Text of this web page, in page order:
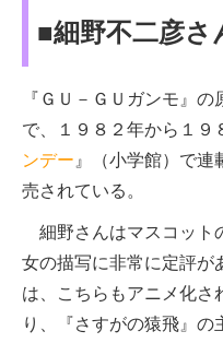
■細野不二彦さ
『ＧＵ－ＧＵガンモ』
で、１９８２年から１９
ンデー 』（小学館）で連
売されている。
細野さんはマスコット
女の描写に非常に定評が
は、こちらもアニメ化さ
り、『さすがの猿飛』の